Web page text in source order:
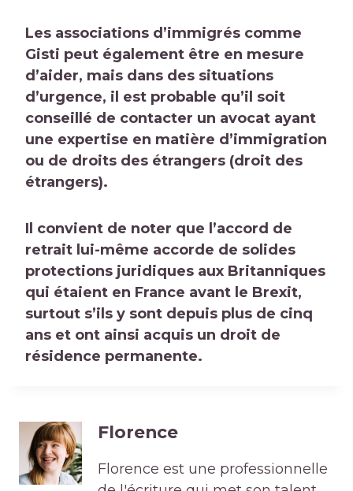
Les associations d’immigrés comme
Gisti peut également être en mesure
d’aider, mais dans des situations
d’urgence, il est probable qu’il soit
conseillé de contacter un avocat ayant
une expertise en matière d’immigration
ou de droits des étrangers (droit des
étrangers).
Il convient de noter que l’accord de
retrait lui-même accorde de solides
protections juridiques aux Britanniques
qui étaient en France avant le Brexit,
surtout s’ils y sont depuis plus de cinq
ans et ont ainsi acquis un droit de
résidence permanente.
Florence
Florence est une professionnelle